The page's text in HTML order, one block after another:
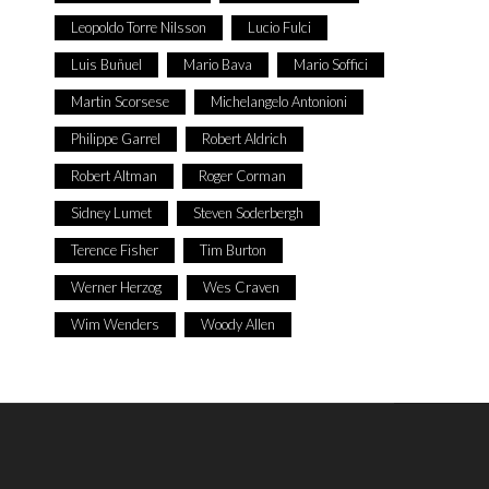
Leopoldo Torre Nilsson Lucio Fulci
Luis Buñuel Mario Bava Mario Soffici
Martin Scorsese Michelangelo Antonioni
Philippe Garrel Robert Aldrich
Robert Altman Roger Corman
Sidney Lumet Steven Soderbergh
Terence Fisher Tim Burton
Werner Herzog Wes Craven
Wim Wenders Woody Allen